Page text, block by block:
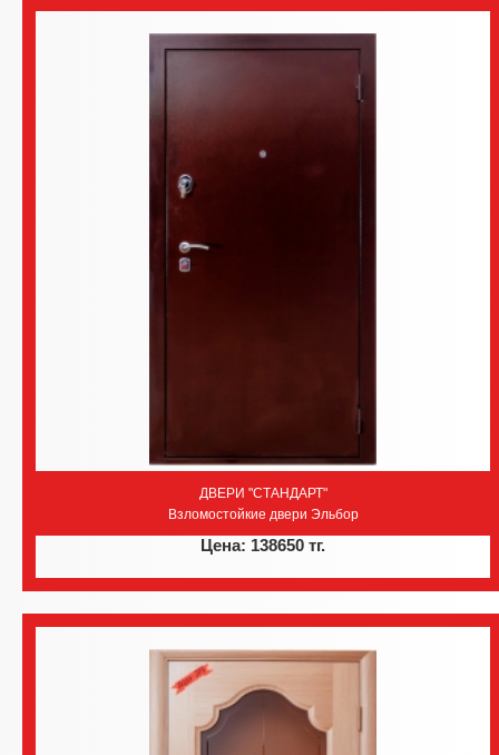
ДВЕРИ "СТАНДАРТ"
Взломостойкие двери Эльбор
Цена: 138650 тг.